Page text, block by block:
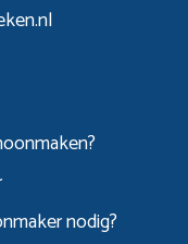
nodig?